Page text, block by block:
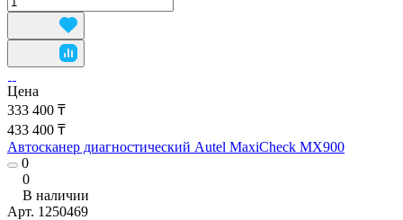
Цена
333 400 ₸
433 400 ₸
Автосканер диагностический Autel MaxiCheck MX900
0
0
В наличии
Арт. 1250469